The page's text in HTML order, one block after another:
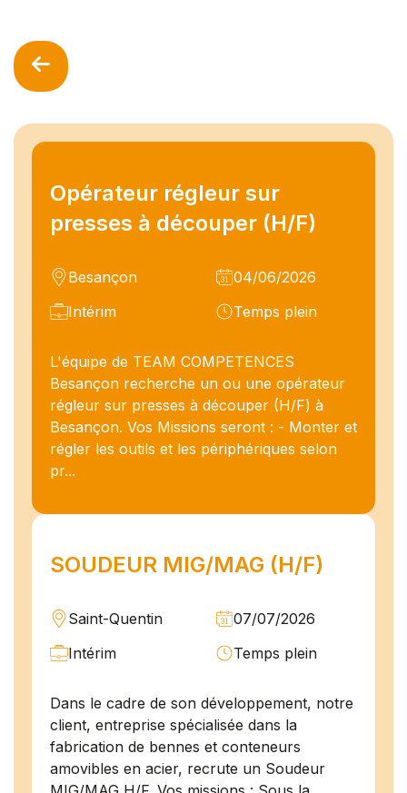
Opérateur régleur sur
presses à découper (H/F)
Besançon
04/06/2026
Intérim
Temps plein
L'équipe de TEAM COMPETENCES
Besançon recherche un ou une opérateur
régleur sur presses à découper (H/F) à
Besançon. Vos Missions seront : - Monter et
régler les outils et les périphériques selon
pr...
SOUDEUR MIG/MAG (H/F)
Saint-Quentin
07/07/2026
Intérim
Temps plein
Dans le cadre de son développement, notre
client, entreprise spécialisée dans la
fabrication de bennes et conteneurs
amovibles en acier, recrute un Soudeur